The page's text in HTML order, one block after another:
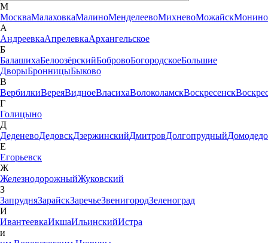
М
МоскваМалаховкаМалиноМенделеевоМихневоМожайскМонино
А
АндреевкаАпрелевкаАрхангельское
Б
БалашихаБелоозёрскийБобровоБогородскоеБольшие
ДворыБронницыБыково
В
ВербилкиВереяВидноеВласихаВолоколамскВоскресенск
Г
Голицыно
Д
ДеденевоДедовскДзержинскийДмитровДолгопрудный
Е
Егорьевск
Ж
ЖелезнодорожныйЖуковский
З
ЗапрудняЗарайскЗаречьеЗвенигородЗеленоград
И
ИвантеевкаИкшаИльинскийИстра
и